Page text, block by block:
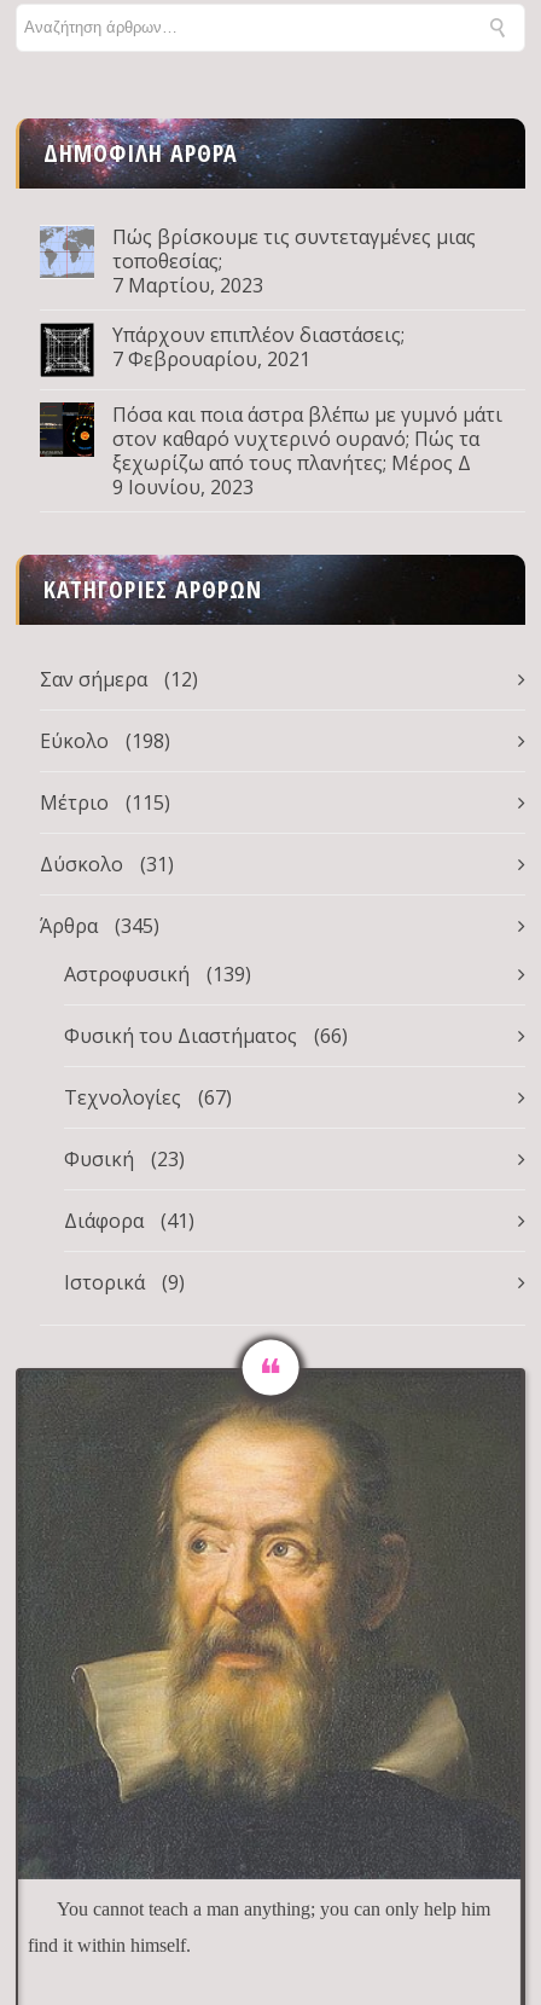
ΔΗΜΟΦΙΛΉ ΆΡΘΡΑ
Πώς βρίσκουμε τις συντεταγμένες μιας
τοποθεσίας;
7 Μαρτίου, 2023
Υπάρχουν επιπλέον διαστάσεις;
7 Φεβρουαρίου, 2021
Πόσα και ποια άστρα βλέπω με γυμνό μάτι
στον καθαρό νυχτερινό ουρανό; Πώς τα
ξεχωρίζω από τους πλανήτες; Μέρος Δ
9 Ιουνίου, 2023
ΚΑΤΗΓΟΡΊΕΣ ΆΡΘΡΩΝ
Σαν σήμερα (12)
Εύκολο (198)
Μέτριο (115)
Δύσκολο (31)
Άρθρα
(345)
Αστροφυσική
(139)
Φυσική του Διαστήματος (66)
Τεχνολογίες (67)
Φυσική (23)
Διάφορα (41)
Ιστορικά (9)
You cannot teach a man anything; you can only help him
find it within himself.